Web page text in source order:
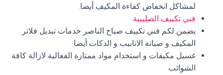
لمشاكل انخفاض كفاءة المكيف أيضا.
فني تكييف الصليبية
يضمن لكم فني تكييف صباح الناصر خدمات تبديل فلاتر
المكيف و صيانة الانابيب و الدكات أيضا.
غسيل مكيفات و استخدام مواد ممتازة الفعالية لازالة كافة
الشوائب